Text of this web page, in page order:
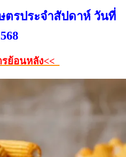
ตรประจำสัปดาห์ วันที่
ย้อนหลัง<<